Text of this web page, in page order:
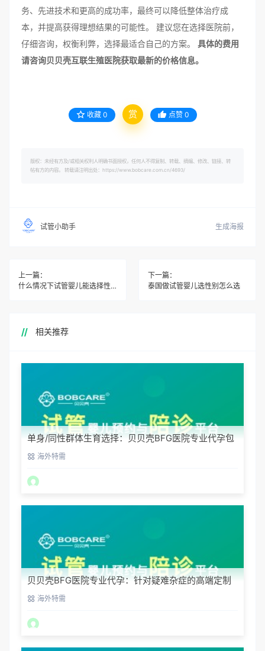
务、先进技术和更高的成功率，最终可以降低整体治疗成
本，并提高获得理想结果的可能性。 建议您在选择医院前，
仔细咨询，权衡利弊，选择最适合自己的方案。 具体的费用
请咨询贝贝壳互联生殖医院获取最新的价格信息。
收藏 0 赏 点赞 0
版权：未经有方及/或相关权利人明确书面授权，任何人不得复制、转载、摘编、修改、链接、转
帖有方的内容。 转载请注明出处：https://www.bobcare.com.cn/4693/
试管小助手 生成海报
上一篇：
什么情况下试管婴儿能选择性别呢
下一篇：
泰国做试管婴儿选性别怎么选
相关推荐
单身/同性群体生育选择：贝贝壳BFG医院专业代孕包
容方案
海外特需
贝贝壳BFG医院专业代孕：针对疑难杂症的高端定制
生育服务
海外特需